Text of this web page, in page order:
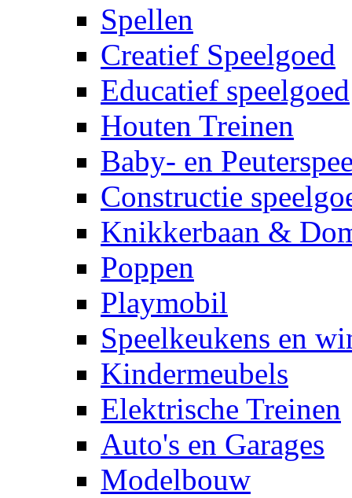
Spellen
Creatief Speelgoed
Educatief speelgoed
Houten Treinen
Baby- en
Constructie
Knikkerbaan &
Poppen
Playmobil
Speelkeukens en
Kindermeubels
Elektrische Treinen
Auto's en Garages
Modelbouw